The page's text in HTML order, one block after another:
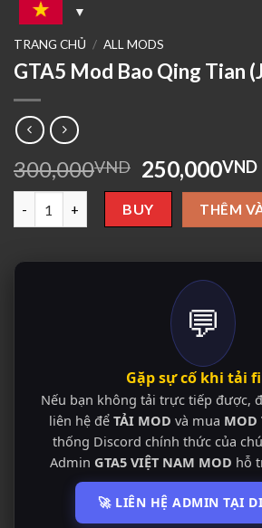
TRANG CHỦ / ALL MODS
GTA5 Mod Bao Qing Tian
300,000VND Giá
gốc
là:
250,000VND
GTA5 Mod Bao Qing Tian (Justice Pao)
BUY THÊM
💬
Gặp sự cố khi tải
Nếu bạn không tải trực tiếp được,
liên hệ để TẢI MOD và mua
thống Discord chính thức của
Admin GTA5 VIỆT NAM MOD hỗ
🚀 LIÊN HỆ ADMIN TẠI